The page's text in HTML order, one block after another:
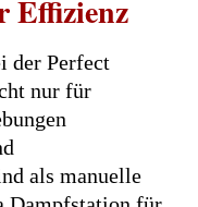
Effizienz
der Perfect
nur für
als manuelle